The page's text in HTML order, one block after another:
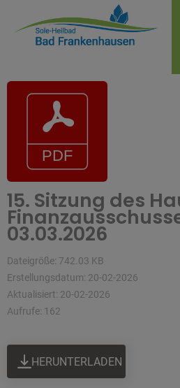
15. Sitzung des
03.03.2026
Dateigröße: 742.03 KB
Erstellungsdatum: 20-02-2026
Aktualisiert: 20-02-2026
Aufrufe: 162
HERUNTERLADEN
for: